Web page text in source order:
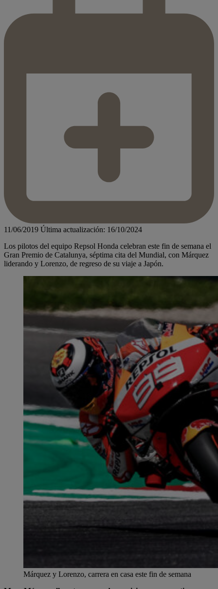
11/06/2019 Última actualización: 16/10/2024
Los pilotos del equipo Repsol Honda celebran este fin de semana el
Gran Premio de Catalunya, séptima cita del Mundial, con Márquez
liderando y Lorenzo, de regreso de su viaje a Japón.
Márquez y Lorenzo, carrera en casa este fin de semana